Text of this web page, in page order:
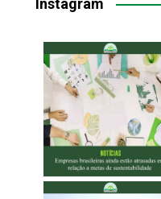
Instagram